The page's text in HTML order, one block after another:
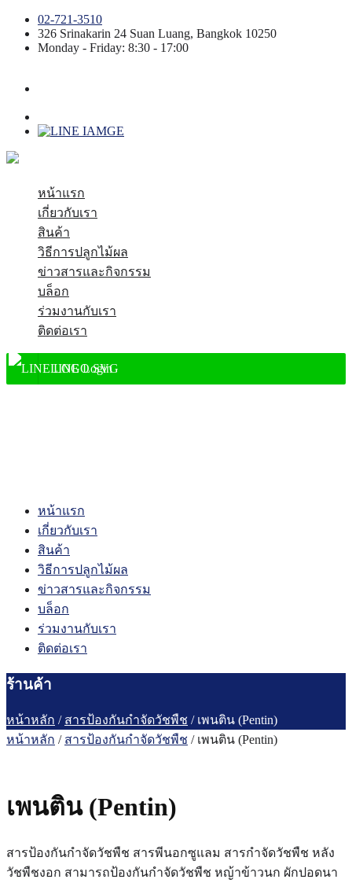
02-721-3510
326 Srinakarin 24 Suan Luang, Bangkok 10250
Monday - Friday: 8:30 - 17:00
หน้าแรก
เกี่ยวกับเรา
สินค้า
วิธีการปลูกไม้ผล
ข่าวสารและกิจกรรม
บล็อก
ร่วมงานกับเรา
ติดต่อเรา
LINE Login
หน้าแรก
เกี่ยวกับเรา
สินค้า
วิธีการปลูกไม้ผล
ข่าวสารและกิจกรรม
บล็อก
ร่วมงานกับเรา
ติดต่อเรา
ร้านค้า
หน้าหลัก / สารป้องกันกำจัดวัชพืช / เพนติน (Pentin)
หน้าหลัก / สารป้องกันกำจัดวัชพืช / เพนติน (Pentin)
เพนติน (Pentin)
สารป้องกันกำจัดวัชพืช สารพีนอกซูแลม สารกำจัดวัชพืช หลัง
วัชพืชงอก สามารถป้องกันกำจัดวัชพืช หญ้าข้าวนก ผักปอดนา